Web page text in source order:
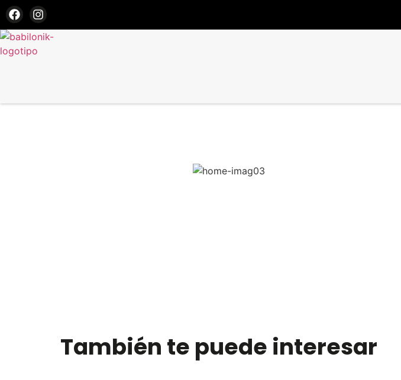
También te puede interesar